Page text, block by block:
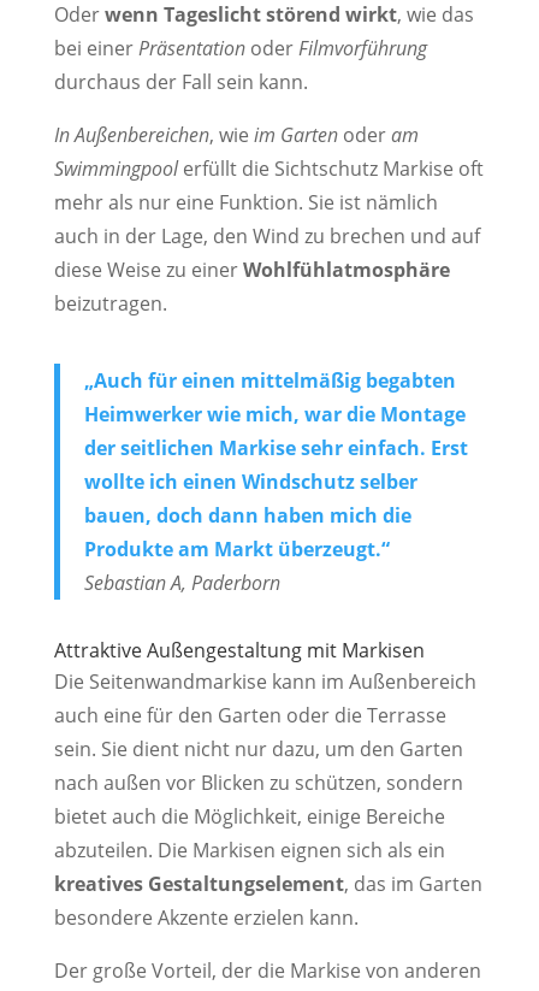
Oderwenn Tageslicht störend wirkt, wie das
bei einerPräsentationoderFilmvorführung
durchaus der Fall sein kann.
In Außenbereichen, wie im Gartenoderam
Swimmingpoolerfüllt die Sichtschutz Markise oft
mehr als nur eine Funktion. Sie ist nämlich
auch in der Lage, den Wind zu brechen und auf
diese Weise zu einerWohlfühlatmosphäre
beizutragen.
„Auch für einen mittelmäßig begabten
Heimwerker wie mich, war die Montage
der seitlichen Markise sehr einfach. Erst
wollte ich einen Windschutz selber
bauen, doch dann haben mich die
Produkte am Markt überzeugt.“
Sebastian A, Paderborn
Attraktive Außengestaltung mit Markisen
Die Seitenwandmarkise kann im Außenbereich
auch eine für den Garten oder die Terrasse
sein. Sie dient nicht nur dazu, um den Garten
nach außen vor Blicken zu schützen, sondern
bietet auch die Möglichkeit, einige Bereiche
abzuteilen. Die Markisen eignen sich als ein
kreatives Gestaltungselement, das im Garten
besondere Akzente erzielen kann.
Der große Vorteil, der die Markise von anderen